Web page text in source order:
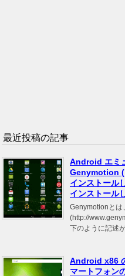
最近投稿の記事
Android エミ
Genymotion (
インストール
インストール
Genymotionとは
(http://
下のように記述
Android x86
マートフォン